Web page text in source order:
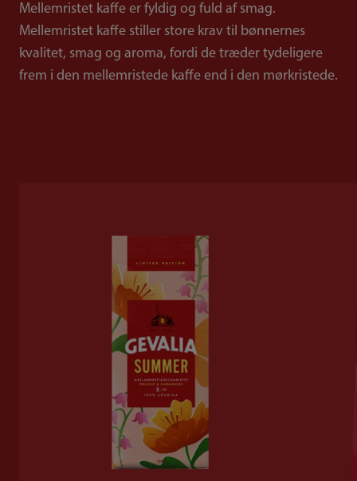
Mellemristet kaffe er fyldig og fuld af smag.
Mellemristet kaffe stiller store krav til bønnernes
kvalitet, smag og aroma, fordi de træder tydeligere
frem i den mellemristede kaffe end i den mørkristede.